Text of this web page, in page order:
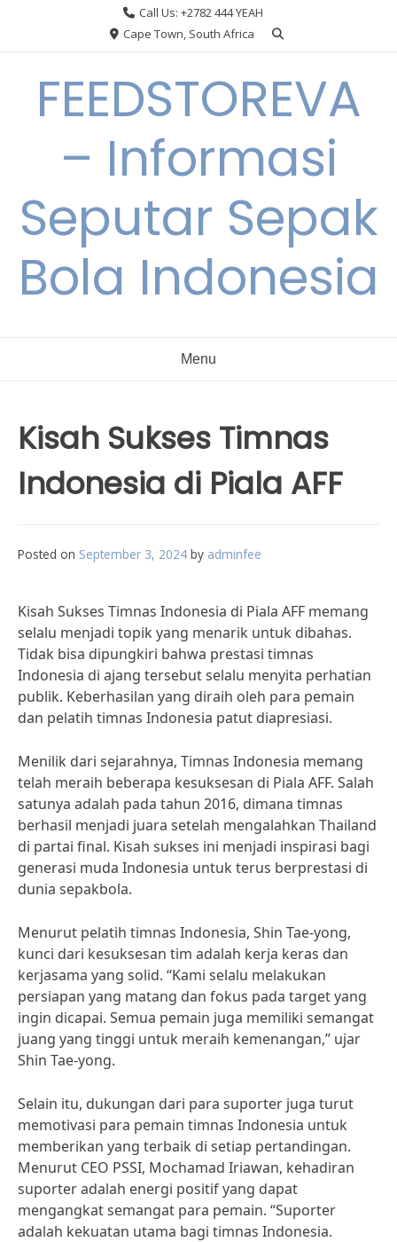
Call Us: +2782 444 YEAH
Cape Town, South Africa
FEEDSTOREVA
– Informasi
Seputar Sepak
Bola Indonesia
Menu
Kisah Sukses Timnas
Indonesia di Piala AFF
Posted on September 3, 2024 by adminfee
Kisah Sukses Timnas Indonesia di Piala AFF memang
selalu menjadi topik yang menarik untuk dibahas.
Tidak bisa dipungkiri bahwa prestasi timnas
Indonesia di ajang tersebut selalu menyita perhatian
publik. Keberhasilan yang diraih oleh para pemain
dan pelatih timnas Indonesia patut diapresiasi.
Menilik dari sejarahnya, Timnas Indonesia memang
telah meraih beberapa kesuksesan di Piala AFF. Salah
satunya adalah pada tahun 2016, dimana timnas
berhasil menjadi juara setelah mengalahkan Thailand
di partai final. Kisah sukses ini menjadi inspirasi bagi
generasi muda Indonesia untuk terus berprestasi di
dunia sepakbola.
Menurut pelatih timnas Indonesia, Shin Tae-yong,
kunci dari kesuksesan tim adalah kerja keras dan
kerjasama yang solid. “Kami selalu melakukan
persiapan yang matang dan fokus pada target yang
ingin dicapai. Semua pemain juga memiliki semangat
juang yang tinggi untuk meraih kemenangan,” ujar
Shin Tae-yong.
Selain itu, dukungan dari para suporter juga turut
memotivasi para pemain timnas Indonesia untuk
memberikan yang terbaik di setiap pertandingan.
Menurut CEO PSSI, Mochamad Iriawan, kehadiran
suporter adalah energi positif yang dapat
mengangkat semangat para pemain. “Suporter
adalah kekuatan utama bagi timnas Indonesia.